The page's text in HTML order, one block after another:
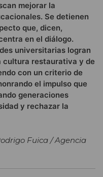
mejorar la
Se detienen
que, dicen,
en el diálogo.
universitarias logran
cultura restaurativa y de
con un criterio de
el impulso que
generaciones
y rechazar la
Fuica / Agencia